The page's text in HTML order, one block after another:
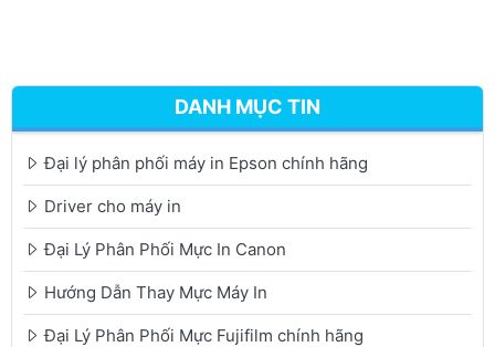
DANH MỤC TIN
Đại lý phân phối máy in Epson chính hãng
Driver cho máy in
Đại Lý Phân Phối Mực In Canon
Hướng Dẫn Thay Mực Máy In
Đại Lý Phân Phối Mực Fujifilm chính hãng